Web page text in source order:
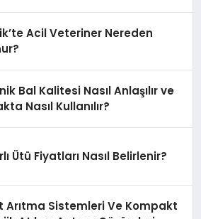
Acil Veteriner Nereden
Bal Kalitesi Nasıl Anlaşılır ve
Nasıl Kullanılır?
Ütü Fiyatları Nasıl Belirlenir?
Arıtma Sistemleri Ve Kompakt